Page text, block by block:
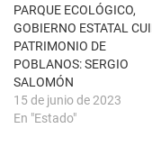
u
e
v
a
)
PARQUE ECOLÓGICO,
GOBIERNO ESTATAL
PATRIMONIO DE
POBLANOS: SERGIO
SALOMÓN
15 de junio de 2023
En "Estado"